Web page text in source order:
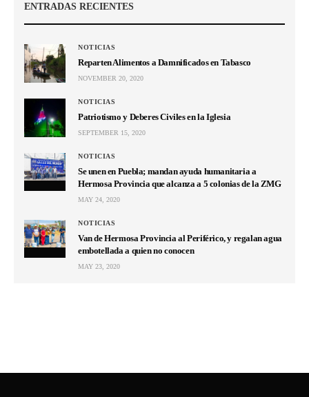
ENTRADAS RECIENTES
NOTICIAS
Reparten Alimentos a Damnificados en Tabasco
NOVEMBER 20, 2020
NOTICIAS
Patriotismo y Deberes Civiles en la Iglesia
SEPTEMBER 15, 2020
NOTICIAS
Se unen en Puebla; mandan ayuda humanitaria a
Hermosa Provincia que alcanza a 5 colonias de la ZMG
MAY 24, 2020
NOTICIAS
Van de Hermosa Provincia al Periférico, y regalan agua
embotellada a quien no conocen
MAY 23, 2020